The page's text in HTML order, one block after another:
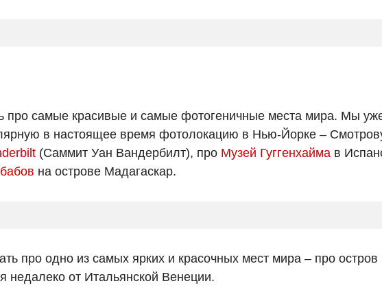
про самые красивые и самые фотогеничные места мира. Мы
в настоящее время фотолокацию в Нью-Йорке –
(Саммит Уан Вандербилт), про Музей Гуггенхайма в
на острове Мадагаскар.
про одно из самых ярких и красочных мест мира – про остров
недалеко от Итальянской Венеции.